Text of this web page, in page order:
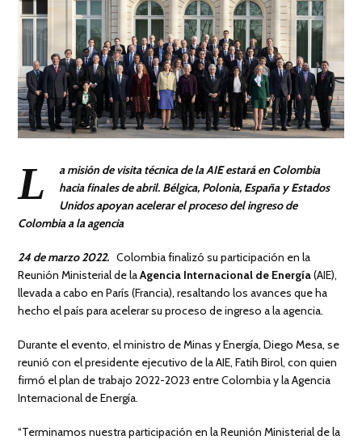
L
a misión de visita técnica de la AIE estará en Colombia
hacia finales de abril. Bélgica, Polonia, España y Estados
Unidos apoyan acelerar el proceso del ingreso de
Colombia a la agencia
24 de marzo 2022. Colombia finalizó su participación en la
Reunión Ministerial de laAgencia Internacional de Energía(AIE),
llevada a cabo en París (Francia), resaltando los avances que ha
hecho el país para acelerar su proceso de ingreso a la agencia.
Durante el evento, el ministro de Minas y Energía, Diego Mesa, se
reunió con el presidente ejecutivo de la AIE, Fatih Birol, con quien
firmó el plan de trabajo 2022-2023 entre Colombia y la Agencia
Internacional de Energía.
“Terminamos nuestra participación en la Reunión Ministerial de la